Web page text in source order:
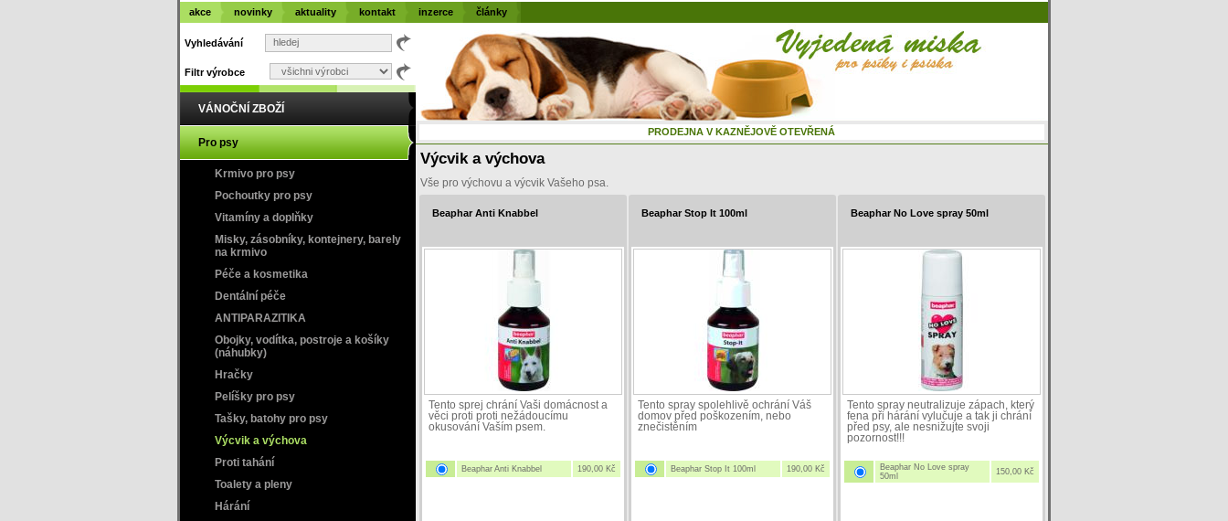
Výcvik a výchova
Vše pro výchovu a výcvik Vašeho psa.
Beaphar Anti Knabbel
Tento sprej chrání Vaši domácnost a
věci proti proti nežádoucímu
okusování Vaším psem.
Beaphar Anti Knabbel 190,00 Kč
Beaphar Stop It 100ml
Tento spray spolehlivě ochrání Váš
domov před poškozením, nebo
znečistěním
Beaphar Stop It 100ml 190,00 Kč
Beaphar No Love spray 50ml
Tento spray neutralizuje zápach, který
fena při hárání vylučuje a tak ji chrání
před psy, ale nesnižujte svoji
pozornost!!!
Beaphar No Love spray
50ml
150,00 Kč
PRODEJNA V KAZNĚJOVĚ OTEVŘENÁ
Vyhledávání
Filtr výrobce
VÁNOČNÍ ZBOŽÍ
Pro psy
Krmivo pro psy
Pochoutky pro psy
Vitamíny a doplňky
Misky, zásobníky, kontejnery, barely
na krmivo
Péče a kosmetika
Dentální péče
ANTIPARAZITIKA
Obojky, vodítka, postroje a košíky
(náhubky)
Hračky
Pelíšky pro psy
Tašky, batohy pro psy
Výcvik a výchova
Proti tahání
Toalety a pleny
Hárání
akce novinky aktuality kontakt inzerce články